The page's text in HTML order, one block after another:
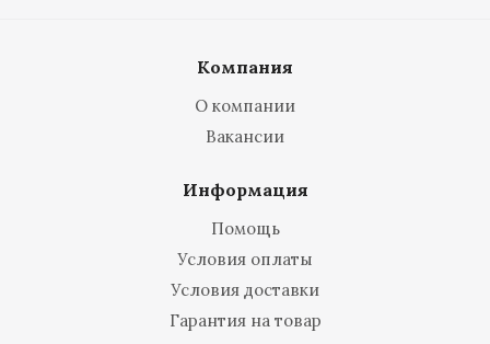
Компания
О компании
Вакансии
Информация
Помощь
Условия оплаты
Условия доставки
Гарантия на товар